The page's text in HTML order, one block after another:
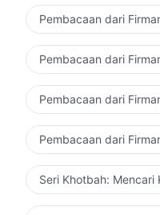
Pembacaan dari
Pembacaan dari
Pembacaan dari
Pembacaan dari
Seri Khotbah: Mencari